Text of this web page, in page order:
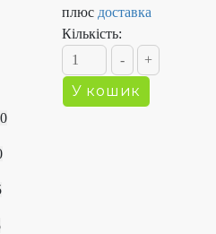
плюс доставка
Кількість: